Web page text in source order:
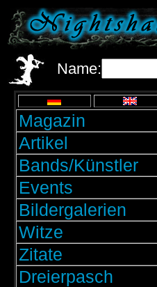
Name:
Magazin
Artikel
Bands/Künstler
Events
Bildergalerien
Witze
Zitate
Dreierpasch